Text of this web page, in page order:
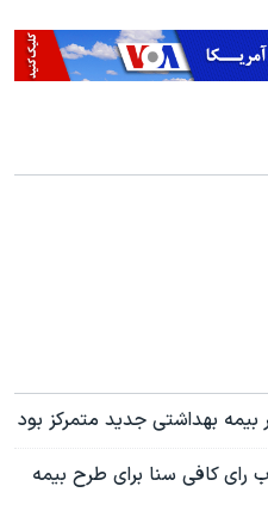
بیمه بهداشتی جدید متمرکز بود
کافی سنا برای طرح بیمه